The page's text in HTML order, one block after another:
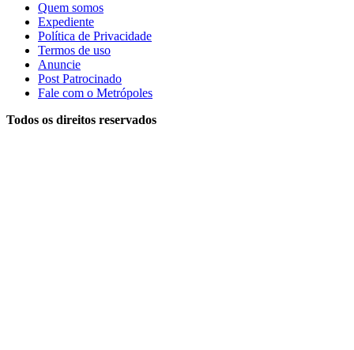
Quem somos
Expediente
Política de Privacidade
Termos de uso
Anuncie
Post Patrocinado
Fale com o Metrópoles
Todos os direitos reservados